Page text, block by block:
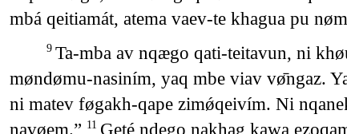
mbá qeitiamát, atema vaev-te khagua pu
9 Ta-mba av nqægo qati-teitavun, ni
møndømu-nasiním, yaq mbe viav vø̄ngaz.
ni matev føgakh-qape zimǿqeivím. Ni
navøem.” 11 Geté ndego nakhag kawa